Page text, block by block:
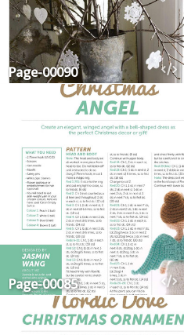
Page-00090
Page-00085